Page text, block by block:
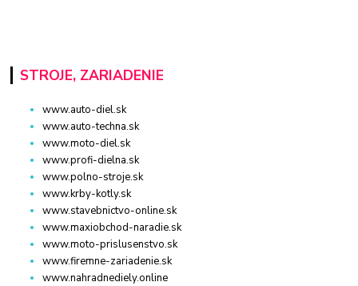
STROJE, ZARIADENIE
www.auto-diel.sk
www.auto-techna.sk
www.moto-diel.sk
www.profi-dielna.sk
www.polno-stroje.sk
www.krby-kotly.sk
www.stavebnictvo-online.sk
www.maxiobchod-naradie.sk
www.moto-prislusenstvo.sk
www.firemne-zariadenie.sk
www.nahradnediely.online